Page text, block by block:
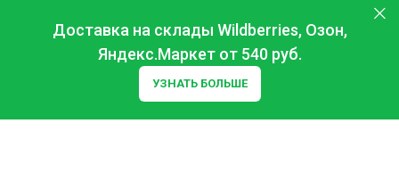
Доставка на склады Wildberries, Озон,
Яндекс.Маркет от 540 руб.
УЗНАТЬ БОЛЬШЕ